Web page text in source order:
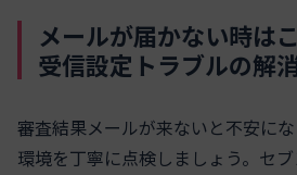
メールが届かない時は
受信設定トラブルの解
審査結果メールが来ないと不安に
環境を丁寧に点検しましょう。セ